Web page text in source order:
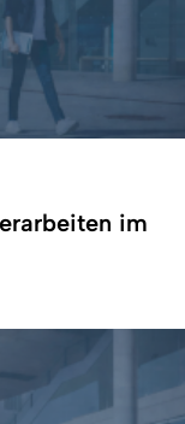
im